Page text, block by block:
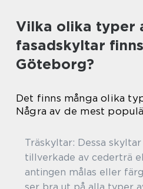
Vilka olika typer
fasadskyltar
Göteborg?
Det finns många olika
Några av de mest
Träskyltar: Dessa
tillverkade av cederträ
antingen målas eller